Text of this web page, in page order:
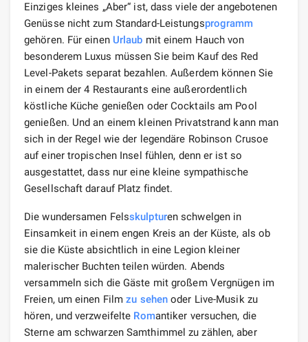
Einziges kleines „Aber“ ist, dass viele der angebotenen
Genüsse nicht zum Standard-Leistungsprogramm
gehören. Für einen Urlaub mit einem Hauch von
besonderem Luxus müssen Sie beim Kauf des Red
Level-Pakets separat bezahlen. Außerdem können Sie
in einem der 4 Restaurants eine außerordentlich
köstliche Küche genießen oder Cocktails am Pool
genießen. Und an einem kleinen Privatstrand kann man
sich in der Regel wie der legendäre Robinson Crusoe
auf einer tropischen Insel fühlen, denn er ist so
ausgestattet, dass nur eine kleine sympathische
Gesellschaft darauf Platz findet.
Die wundersamen Felsskulpturen schwelgen in
Einsamkeit in einem engen Kreis an der Küste, als ob
sie die Küste absichtlich in eine Legion kleiner
malerischer Buchten teilen würden. Abends
versammeln sich die Gäste mit großem Vergnügen im
Freien, um einen Filmzu sehen oder Live-Musik zu
hören, und verzweifelte Romantiker versuchen, die
Sterne am schwarzen Samthimmel zu zählen, aber